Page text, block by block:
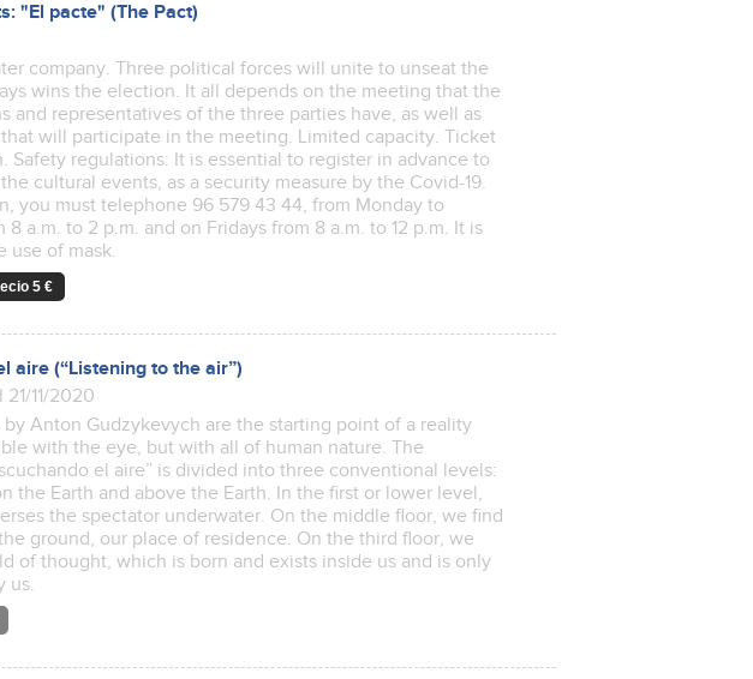
"El pacte" (The Pact)
company. Three political forces will unite to unseat the
wins the election. It all depends on the meeting that the
and representatives of the three parties have, as well as
will participate in the meeting. Limited capacity. Ticket
Safety regulations: It is essential to register in advance to
cultural events, as a security measure by the Covid-19.
you must telephone 96 579 43 44, from Monday to
8 a.m. to 2 p.m. and on Fridays from 8 a.m. to 12 p.m. It is
use of mask.
5 €
aire (“Listening to the air”)
11/2020
Anton Gudzykevych are the starting point of a reality
with the eye, but with all of human nature. The
el aire” is divided into three conventional levels:
the Earth and above the Earth. In the first or lower level,
the spectator underwater. On the middle floor, we find
ground, our place of residence. On the third floor, we
of thought, which is born and exists inside us and is only
us.